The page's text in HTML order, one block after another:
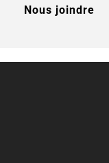
Nous joindre